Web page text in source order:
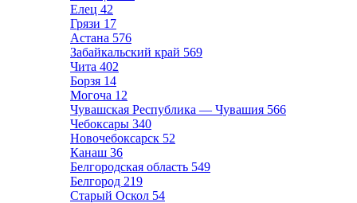
Елец 42
Грязи 17
Астана 576
Забайкальский край 569
Чита 402
Борзя 14
Могоча 12
Чувашская Республика — Чувашия 566
Чебоксары 340
Новочебоксарск 52
Канаш 36
Белгородская область 549
Белгород 219
Старый Оскол 54